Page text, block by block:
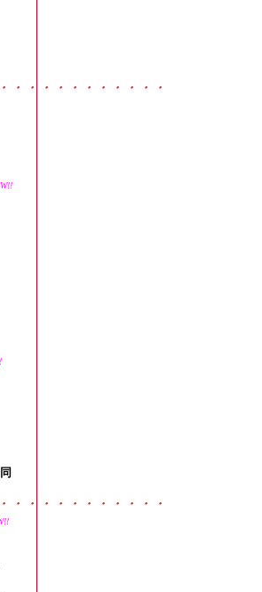
・・・・・・・・・・・
・・・・・・・・・・・